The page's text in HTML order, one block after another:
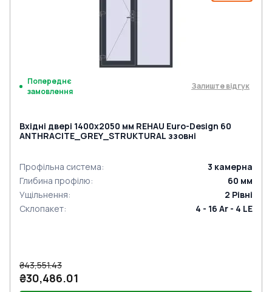
Попереднє
замовлення
Залиште відгук
Вхідні двері 1400x2050 мм REHAU Euro-Design 60
ANTHRACITE_GREY_STRUKTURAL ззовні
Профільна система: 3 камерна
Глибина профілю: 60 мм
Ущільнення: 2 Рівні
Склопакет: 4 - 16 Ar - 4 LE
₴43,551.43
₴30,486.01